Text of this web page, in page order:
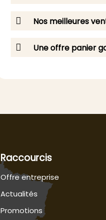
Nos meilleures
Une offre panier
Raccourcis
Offre entreprise
Actualités
Promotions